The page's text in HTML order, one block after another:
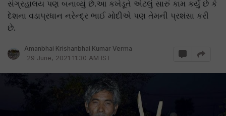
સંગ્રહાલય પણ બનાવ્યું છે.આ કખેડૂતે એટલું સારું કામ કર્યું છે કે
દેશના વડાપ્રધાન નરેન્દ્ર ભાઈ મોદીએ પણ તેમની પ્રશંસા કરી
છે.
Amanbhai Krishanbhai Kumar Verma
29 June, 2021 11:30 AM IST